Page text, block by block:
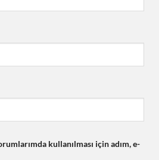
kullanılması için adım, e-